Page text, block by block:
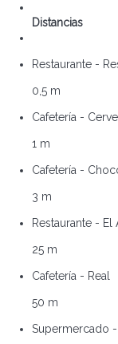
Distancias
Restaurante -
0,5 m
Cafetería -
1 m
Cafetería -
3 m
Restaurante - El
25 m
Cafetería - Real
50 m
Supermercado